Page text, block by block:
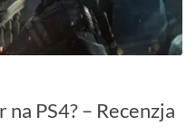
PS4? – Recenzja